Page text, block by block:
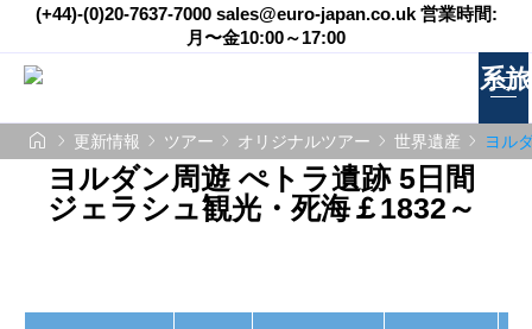
(+44)-(0)20-7637-7000 sales@euro-japan.co.uk 営業時間:
月〜金10:00～17:00
  更新情報  ツアー  オリジナルツアー  世界遺産  ヨル
ヨルダン周遊 ぺトラ遺跡 5日間
ジェラシュ観光・死海￡1832～